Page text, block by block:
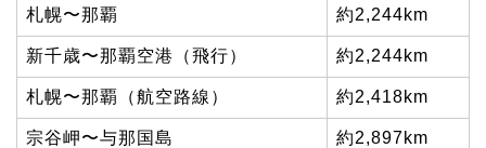
札幌〜那覇 約2,244km
新千歳〜那覇空港（飛行） 約2,244km
札幌〜那覇（航空路線） 約2,418km
宗谷岬〜与那国島 約2,897km